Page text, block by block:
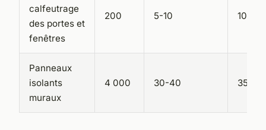
calfeutrage
des portes et
fenêtres
200 5-10 10 ans
Panneaux
isolants
muraux
4 000 30-40 35 ans